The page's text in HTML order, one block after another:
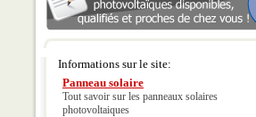
Informations sur le site:
Panneau solaire
Tout savoir sur les panneaux solaires
photovoltaiques